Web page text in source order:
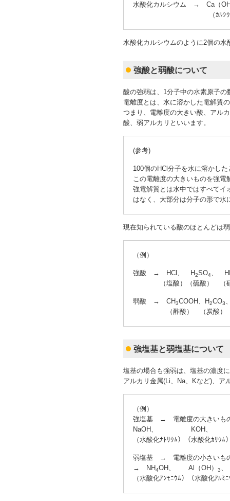
水酸化カルシウム → Ca（
（ｶﾙｼｳﾑｲｵﾝ）（
水酸化カルシウムのように2個の
強酸と弱酸について
酸の強弱は、1分子中の水素原子
電離度とは、水に溶かした電解質
つまり、電離度の大きい酸、アル
酸、弱アルカリといいます。
(参考)
100個のHCl分子を水に溶かし
この電離度の大きいものを強
強電解質とは水中ではすべてイ
はなく、大部分は分子の形で水
現在知られている酸のほとんどは
（例）
強酸 → HCl、 H2SO4、
（塩酸）（硫酸） （
弱酸 → CH3COOH、H2CO3
（酢酸） （炭酸） （
強塩基と弱塩基について
塩基の場合も強弱は、塩基の濃度
アルカリ金属(Li、Na、Kなど)、ア
（例）
強塩基 → 電離度の大きい
NaOH、 KOH、
（水酸化ﾅﾄﾘｳﾑ）（水酸化ｶﾘｳﾑ
弱塩基 → 電離度の小さい
→ NH4OH、 Al（OH） 3、
（水酸化ｱﾝﾓﾆｳﾑ）（水酸化ｱﾙﾐ